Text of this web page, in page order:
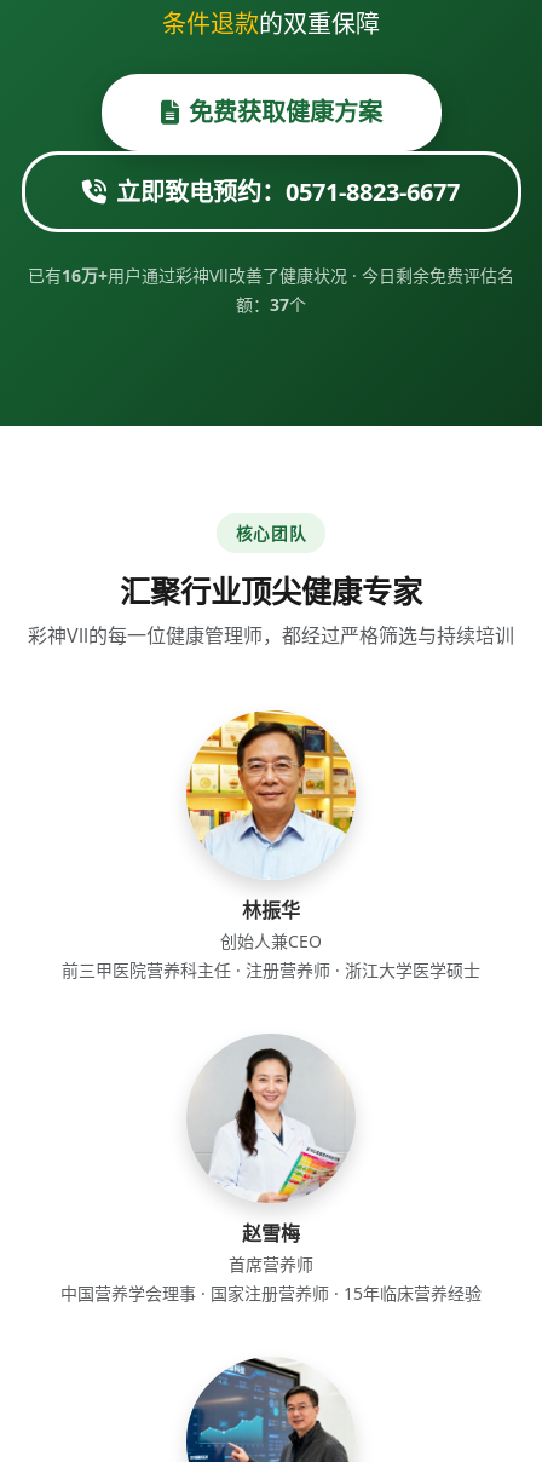
条件退款的双重保障
免费获取健康方案
立即致电预约：0571-8823-6677
已有16万+用户通过彩神Vll改善了健康状况 · 今日剩余免费评估名
额： 37个
核心团队
汇聚行业顶尖健康专家
彩神Vll的每一位健康管理师，都经过严格筛选与持续培训
林振华
创始人兼CEO
前三甲医院营养科主任 · 注册营养师 · 浙江大学医学硕士
赵雪梅
首席营养师
中国营养学会理事 · 国家注册营养师 · 15年临床营养经验